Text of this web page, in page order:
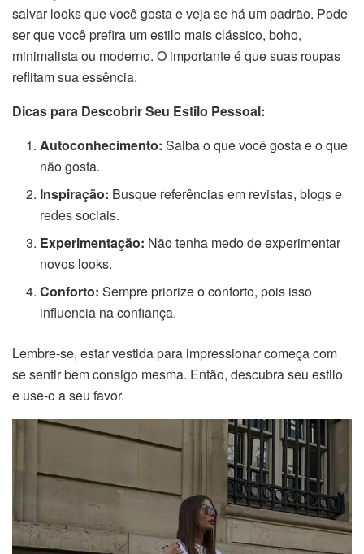
salvar looks que você gosta e veja se há um padrão. Pode
ser que você prefira um estilo mais clássico, boho,
minimalista ou moderno. O importante é que suas roupas
reflitam sua essência.
Dicas para Descobrir Seu Estilo Pessoal:
Autoconhecimento: Saiba o que você gosta e o que
não gosta.
Inspiração: Busque referências em revistas, blogs e
redes sociais.
Experimentação: Não tenha medo de experimentar
novos looks.
Conforto: Sempre priorize o conforto, pois isso
influencia na confiança.
Lembre-se, estar vestida para impressionar começa com
se sentir bem consigo mesma. Então, descubra seu estilo
e use-o a seu favor.